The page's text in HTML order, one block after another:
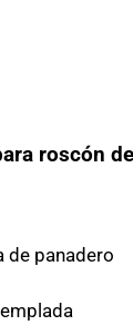
roscón
de panadero